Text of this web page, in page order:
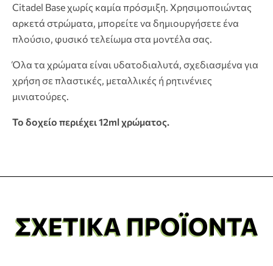
Citadel Base χωρίς καμία πρόσμιξη. Χρησιμοποιώντας
αρκετά στρώματα, μπορείτε να δημιουργήσετε ένα
πλούσιο, φυσικό τελείωμα στα μοντέλα σας.
Όλα τα χρώματα είναι υδατοδιαλυτά, σχεδιασμένα για
χρήση σε πλαστικές, μεταλλικές ή ρητινένιες
μινιατούρες.
Το δοχείο περιέχει 12ml χρώματος.
ΣΧΕΤΙΚΆ ΠΡΟΪΌΝΤΑ